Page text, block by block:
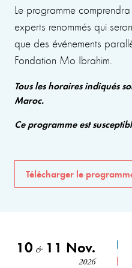
Le programme
experts renommés qui
que des événements
Fondation Mo Ibrahim.
Tous les horaires indiqués
Maroc.
Ce programme est
Télécharger le
10 &11 Nov.
2026